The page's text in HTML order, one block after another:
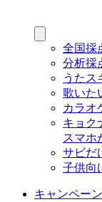
全国採
分析採
うたス
歌いた
カラオ
キョク
スマホ
サビだ
子供向
キャンペー